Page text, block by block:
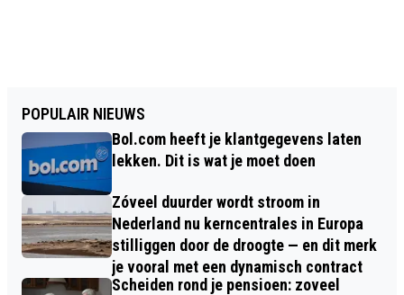
POPULAIR NIEUWS
Bol.com heeft je klantgegevens laten
lekken. Dit is wat je moet doen
Zóveel duurder wordt stroom in
Nederland nu kerncentrales in Europa
stilliggen door de droogte — en dit merk
je vooral met een dynamisch contract
Scheiden rond je pensioen: zoveel